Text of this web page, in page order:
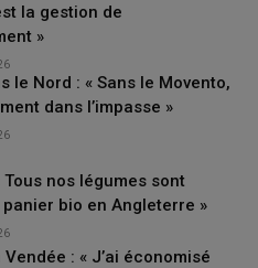
de ses adhérents pour
© Association des producteurs
la gestion de
»
le Nord : « Sans le Movento,
dans l’impasse »
Tous nos légumes sont
bio en Angleterre »
: « J’ai économisé